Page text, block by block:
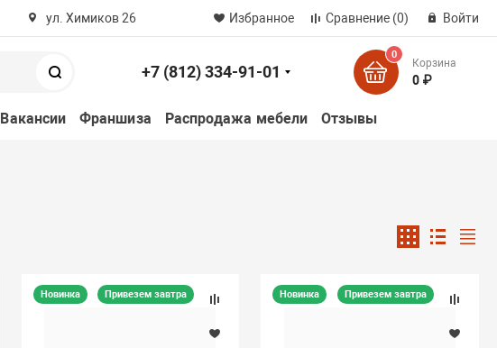
ул. Химиков 26 Избранное Сравнение (0) Войти
+7 (812) 334-91-01
0
Корзина
0 ₽
Вакансии Франшиза Распродажа мебели Отзывы
Новинка Привезем завтра Новинка Привезем завтра